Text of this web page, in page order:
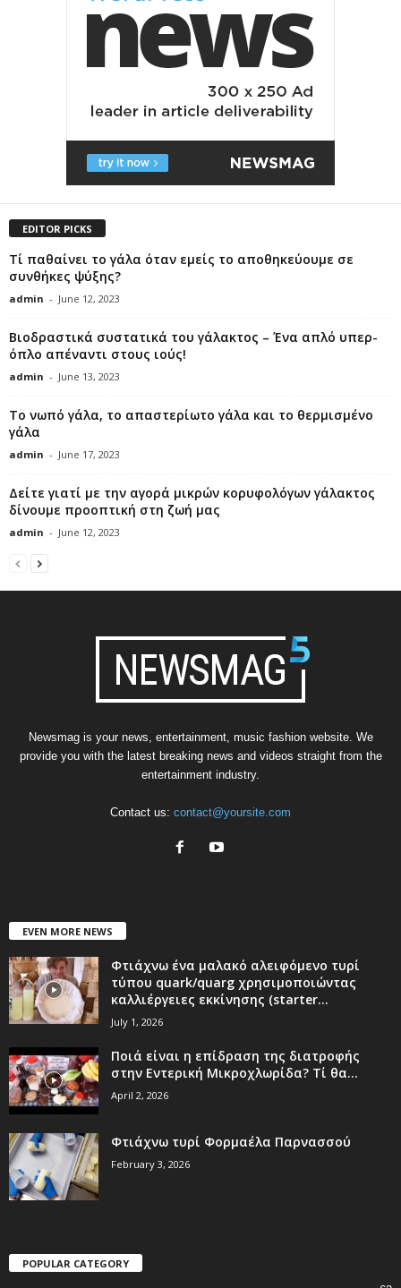
EDITOR PICKS
Τί παθαίνει το γάλα όταν εμείς το αποθηκεύουμε σε
συνθήκες ψύξης?
admin - June 12, 2023
Βιοδραστικά συστατικά του γάλακτος – Ένα απλό υπερ-
όπλο απέναντι στους ιούς!
admin - June 13, 2023
Το νωπό γάλα, το απαστερίωτο γάλα και το θερμισμένο
γάλα
admin - June 17, 2023
Δείτε γιατί με την αγορά μικρών κορυφολόγων γάλακτος
δίνουμε προοπτική στη ζωή μας
admin - June 12, 2023
Newsmag is your news, entertainment, music fashion website. We
provide you with the latest breaking news and videos straight from the
entertainment industry.
Contact us: contact@yoursite.com
EVEN MORE NEWS
Φτιάχνω ένα μαλακό αλειφόμενο τυρί
τύπου quark/quarg χρησιμοποιώντας
καλλιέργειες εκκίνησης (starter...
July 1, 2026
Ποιά είναι η επίδραση της διατροφής
στην Εντερική Μικροχλωρίδα? Τί θα...
April 2, 2026
Φτιάχνω τυρί Φορμαέλα Παρνασσού
February 3, 2026
POPULAR CATEGORY